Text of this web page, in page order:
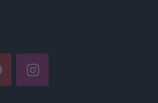
PinterestInstagram